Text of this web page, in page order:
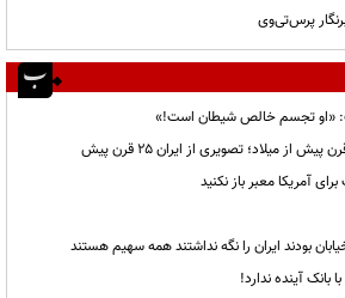
پرس‌تی‌وی
«او تجسم خالص شیطان است!»
آمریکا معبر باز نکنید
بودند ایران را نگه نداشتند همه سهیم هستند
آینده ندارد!